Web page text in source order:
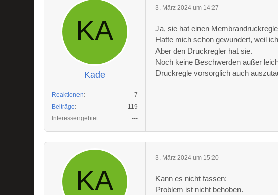
Kade
Reaktionen
7
Beiträge
119
Interessengebiet
---
3. März 2024 um 14:27
Ja, sie hat einen
Hatte mich schon gewundert, weil
Aber den Druckregler hat sie.
Noch keine Beschwerden außer
Druckregle vorsorglich auch
3. März 2024 um 15:20
Kann es nicht fassen:
Problem ist nicht behoben.